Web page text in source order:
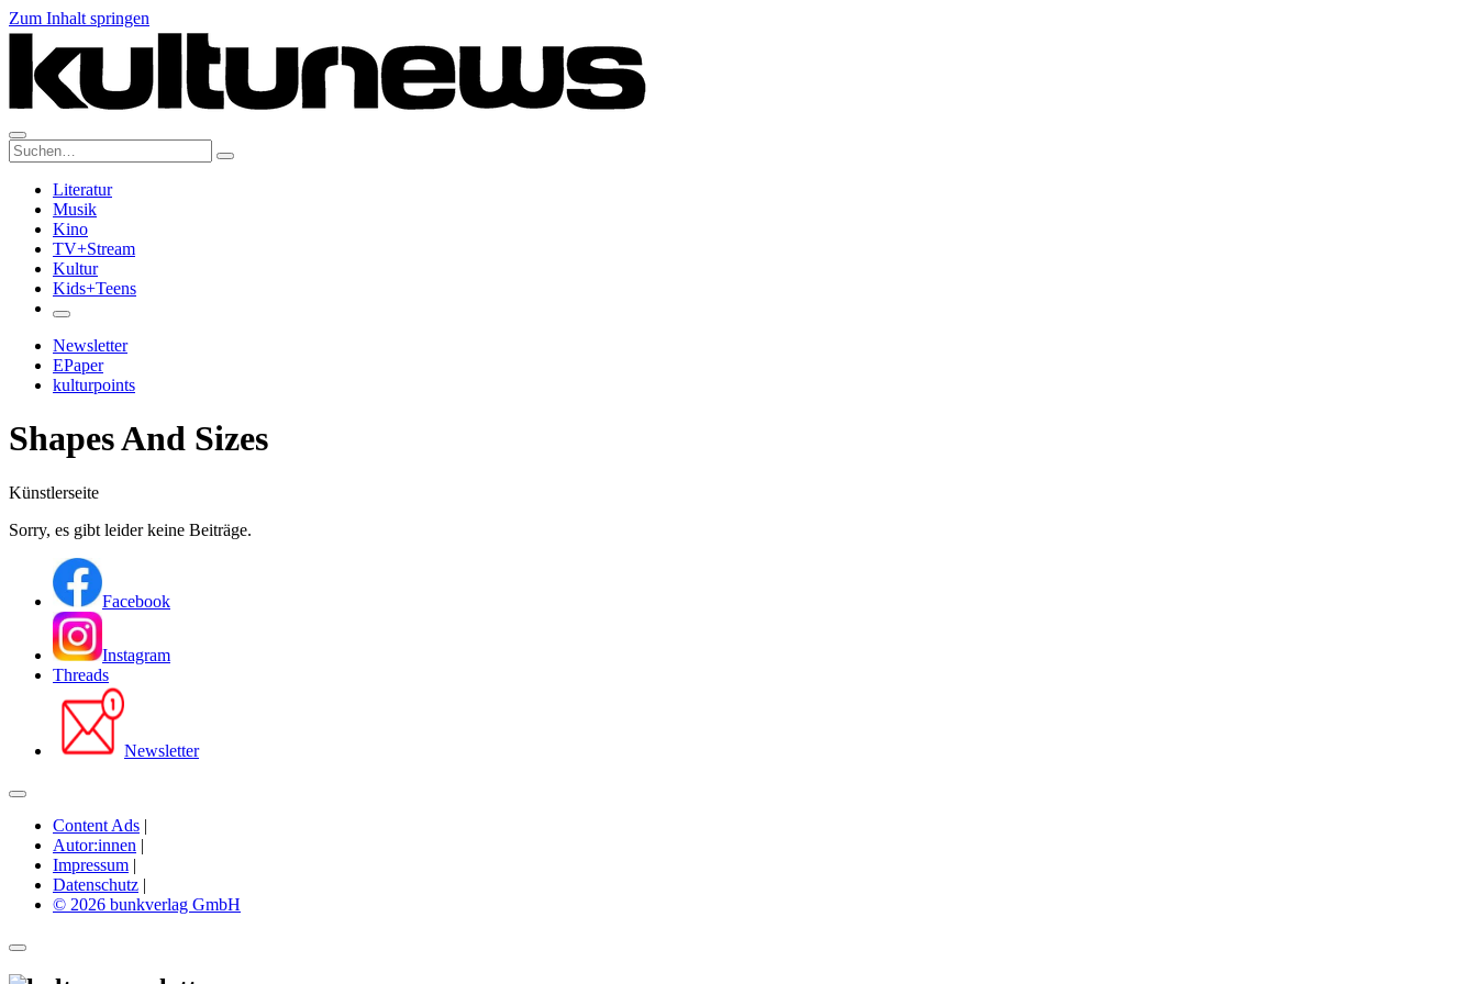
Zum Inhalt springen
Suche:
Literatur
Musik
Kino
TV+Stream
Kultur
Kids+Teens
Newsletter
EPaper
kulturpoints
Shapes And Sizes
Künstlerseite
Sorry, es gibt leider keine Beiträge.
Facebook
Instagram
Threads
Newsletter
Content Ads |
Autor:innen |
Impressum |
Datenschutz |
© 2026 bunkverlag GmbH